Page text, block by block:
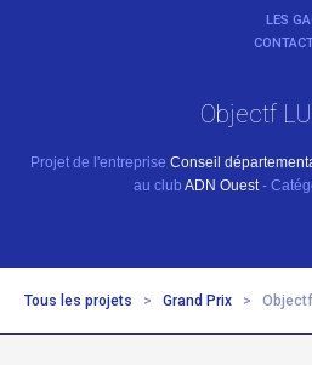
LES
Objectf
Projet de l'entreprise Conseil
au club ADN Ouest-
Tous les projets > Grand Prix >